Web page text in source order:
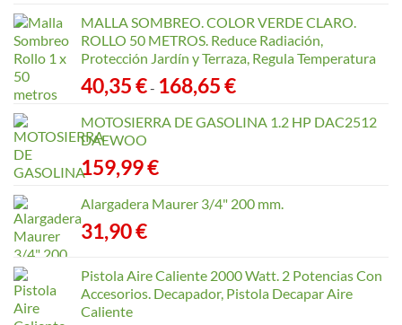
MALLA SOMBREO. COLOR VERDE CLARO.
ROLLO 50 METROS. Reduce Radiación,
Protección Jardín y Terraza, Regula Temperatura
40,35€- 168,65€Rango
precios:
MOTOSIERRA DE GASOLINA 1.2 HP DAC2512
DAEWOO
159,99€
Alargadera Maurer 3/4" 200 mm.
31,90€
Pistola Aire Caliente 2000 Watt. 2 Potencias Con
Accesorios. Decapador, Pistola Decapar Aire
Caliente